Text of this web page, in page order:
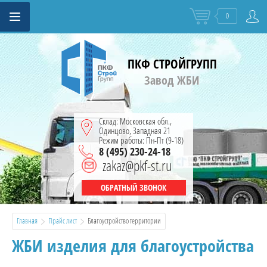
0
ПКФ СТРОЙГРУПП
Завод ЖБИ
Склад: Московская обл.,
Одинцово, Западная 21
Режим работы: Пн-Пт (9-18)
8 (495) 230-24-18
zakaz@pkf-st.ru
ОБРАТНЫЙ ЗВОНОК
Главная Прайс лист
  Благоустройство территории
ЖБИ изделия для благоустройства